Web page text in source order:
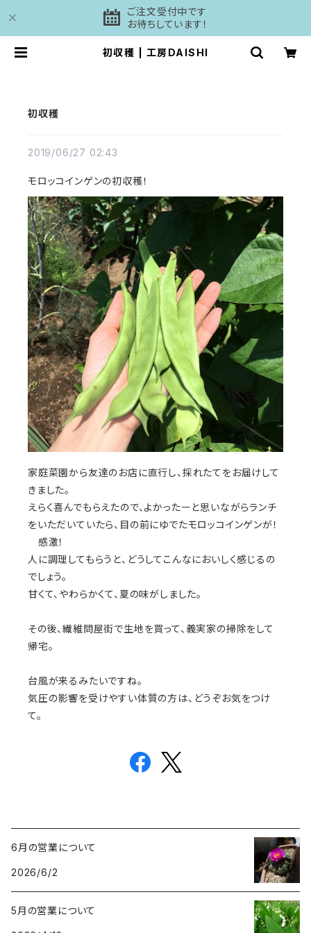
ご注文受付中です
お待ちしています！
初収穫 | 工房DAISHI
初収穫
2019/06/27 02:43
モロッコインゲンの初収穫！
家庭菜園から友達のお店に直行し、採れたてをお届けして
きました。
えらく喜んでもらえたので、よかったーと思いながらランチ
をいただいていたら、目の前にゆでたモロッコインゲンが！
感激！
人に調理してもらうと、どうしてこんなにおいしく感じるの
でしょう。
甘くて、やわらかくて、夏の味がしました。
その後、繊維問屋街で生地を買って、義実家の掃除をして
帰宅。
台風が来るみたいですね。
気圧の影響を受けやすい体質の方は、どうぞお気をつけ
て。
6月の営業について
2026/6/2
5月の営業について